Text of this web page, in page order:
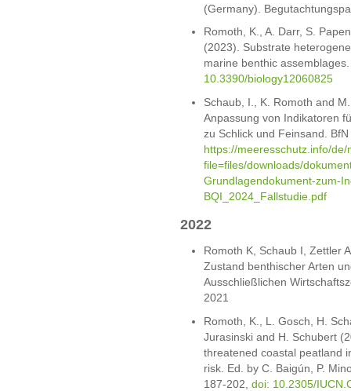
(Germany).
Romoth, K., A. Darr, S.
(2023). Substrate
marine benthic
10.3390/biology12060825
Schaub, I., K. Romoth and
Anpassung von Indikatoren
zu Schlick und Feinsand.
https://meeresschutz.info/
file=files/downloads/
Grundlagendokument-zum-
BQI_2024_Fallstudie.pdf
2022
Romoth K, Schaub I, Zettler
Zustand benthischer Arten
Ausschließlichen
2021
Romoth, K., L. Gosch, H.
Jurasinski and H. Schubert
threatened coastal peatland
risk. Ed. by C. Baigún, P.
187-202, doi: 10.2305/